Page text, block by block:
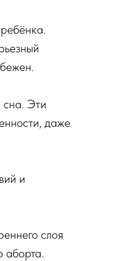
сна. Эти
даже
и
слоя
аборта.